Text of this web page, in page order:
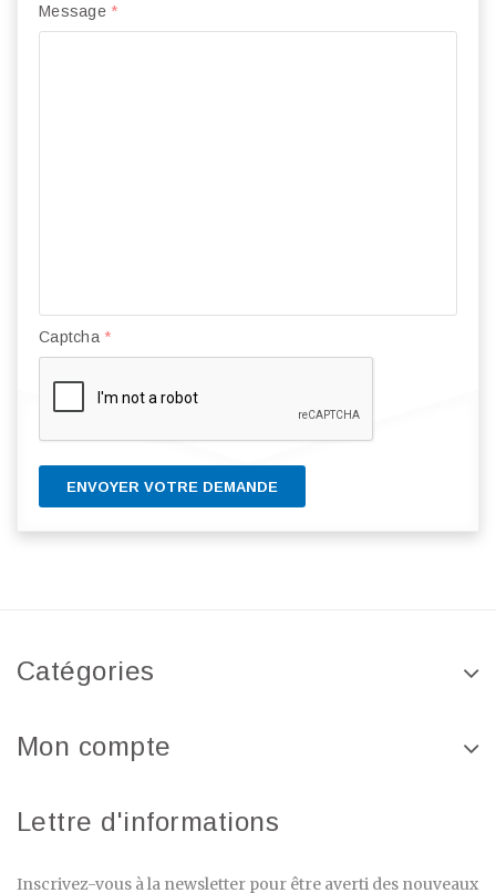
Message *
Captcha *
ENVOYER VOTRE DEMANDE
Catégories
Mon compte
Lettre d'informations
Inscrivez-vous à la newsletter pour être averti des nouveaux